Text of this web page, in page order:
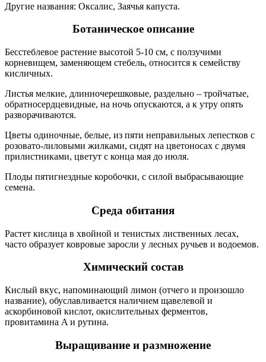
Другие названия: Оксалис, Заячья капуста.
Ботаническое описание
Бесстеблевое растение высотой 5-10 см, с ползучими
корневищем, заменяющем стебель, относится к семейству
кисличных.
Листья мелкие, длинночерешковые, раздельно – тройчатые,
обратносердцевидные, на ночь опускаются, а к утру опять
разворачиваются.
Цветы одиночные, белые, из пяти неправильных лепестков с
розовато-лиловыми жилками, сидят на цветоносах с двумя
прилистниками, цветут с конца мая до июля.
Плоды пятигнездные коробочки, с силой выбрасывающие
семена.
Среда обитания
Растет кислица в хвойной и тенистых лиственных лесах,
часто образует ковровые заросли у лесных ручьев и водоемов.
Химический состав
Кислый вкус, напоминающий лимон (отчего и произошло
название), обуславливается наличием щавелевой и
аскорбиновой кислот, окислительных ферментов,
провитамина A и рутина.
Выращивание и размножение